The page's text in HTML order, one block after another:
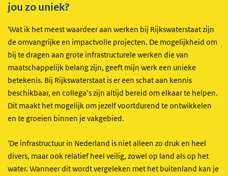
jou zo uniek?
'Wat ik het meest waardeer aan werken bij Rijkswaterstaat zijn
de omvangrijke en impactvolle projecten. De mogelijkheid om
bij te dragen aan grote infrastructurele werken die van
maatschappelijk belang zijn, geeft mijn werk een unieke
betekenis. Bij Rijkswaterstaat is er een schat aan kennis
beschikbaar, en collega’s zijn altijd bereid om elkaar te helpen.
Dit maakt het mogelijk om jezelf voortdurend te ontwikkelen
en te groeien binnen je vakgebied.
'De infrastructuur in Nederland is niet alleen zo druk en heel
divers, maar ook relatief heel veilig, zowel op land als op het
water. Wanneer dit wordt vergeleken met het buitenland kan je